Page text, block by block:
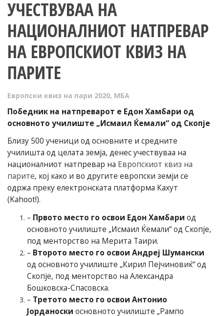
УЧЕСТВУВАА НА
НАЦИОНАЛНИОТ НАТПРЕВАР
НА ЕВРОПСКИОТ КВИЗ НА
ПАРИТЕ
Европски квиз на пари 2020, МБА
Победник на натпреварот е Едон Хамбари од
основното училиште „Исмаил Ќемали“ од Скопје
Близу 500 ученици од основните и средните
училишта од целата земја, денес учествуваа на
националниот натпревар на Европскиот квиз на
парите, кој како и во другите европски земји се
одржа преку електронската платформа Кахут
(Kahoot!).
– Првото место го освои Едон Хамбари од
основното училиште „Исмаил Ќемали“ од Скопје,
под менторство на Мерита Таири.
– Второто место го освои Андреј Шумански
од основното училиште „Кирил Пејчиновиќ“ од
Скопје, под менторство на Александра
Бошковска-Спасовска.
– Третото место го освои Антонио
Јорданоски основното училиште „Рампо